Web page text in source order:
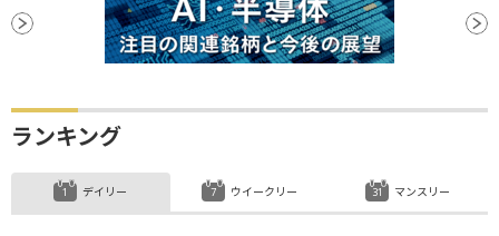
ランキング
デイリー ウイークリー マンスリー